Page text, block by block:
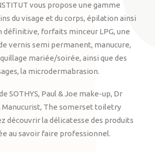
vous propose une gamme
du visage et du corps, épilation ainsi
définitive, forfaits minceur LPG, une
vernis semi permanent, manucure,
mariée/soirée, ainsi que des
la microdermabrasion.
SOTHYS, Paul & Joe make-up, Dr
Manucurist, The somerset toiletry
découvrir la délicatesse des produits
au savoir faire professionnel.